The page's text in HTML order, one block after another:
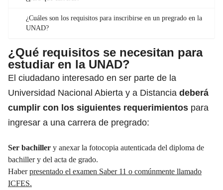
¿Cuáles son los requisitos para inscribirse en un pregrado en la
UNAD?
¿Qué requisitos se necesitan para
estudiar en la UNAD?
El ciudadano interesado en ser parte de la
Universidad Nacional Abierta y a Distancia deberá
cumplir con los siguientes requerimientos para
ingresar a una carrera de pregrado:
Ser bachiller y anexar la fotocopia autenticada del diploma de
bachiller y del acta de grado.
Haberpresentado el examen Saber 11 o comúnmente llamado
ICFES.